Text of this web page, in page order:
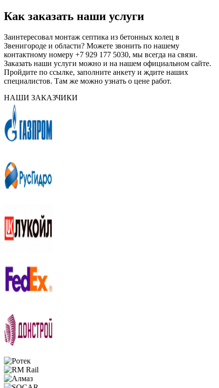
Как заказать наши услуги
Заинтересовал монтаж септика из бетонных колец в
Звенигороде и области? Можете звонить по нашему
контактному номеру +7 929 177 5030, мы всегда на связи.
Заказать наши услуги можно и на нашем официальном сайте.
Пройдите по ссылке, заполните анкету и ждите наших
специалистов. Там же можно узнать о цене работ.
НАШИ ЗАКАЗЧИКИ